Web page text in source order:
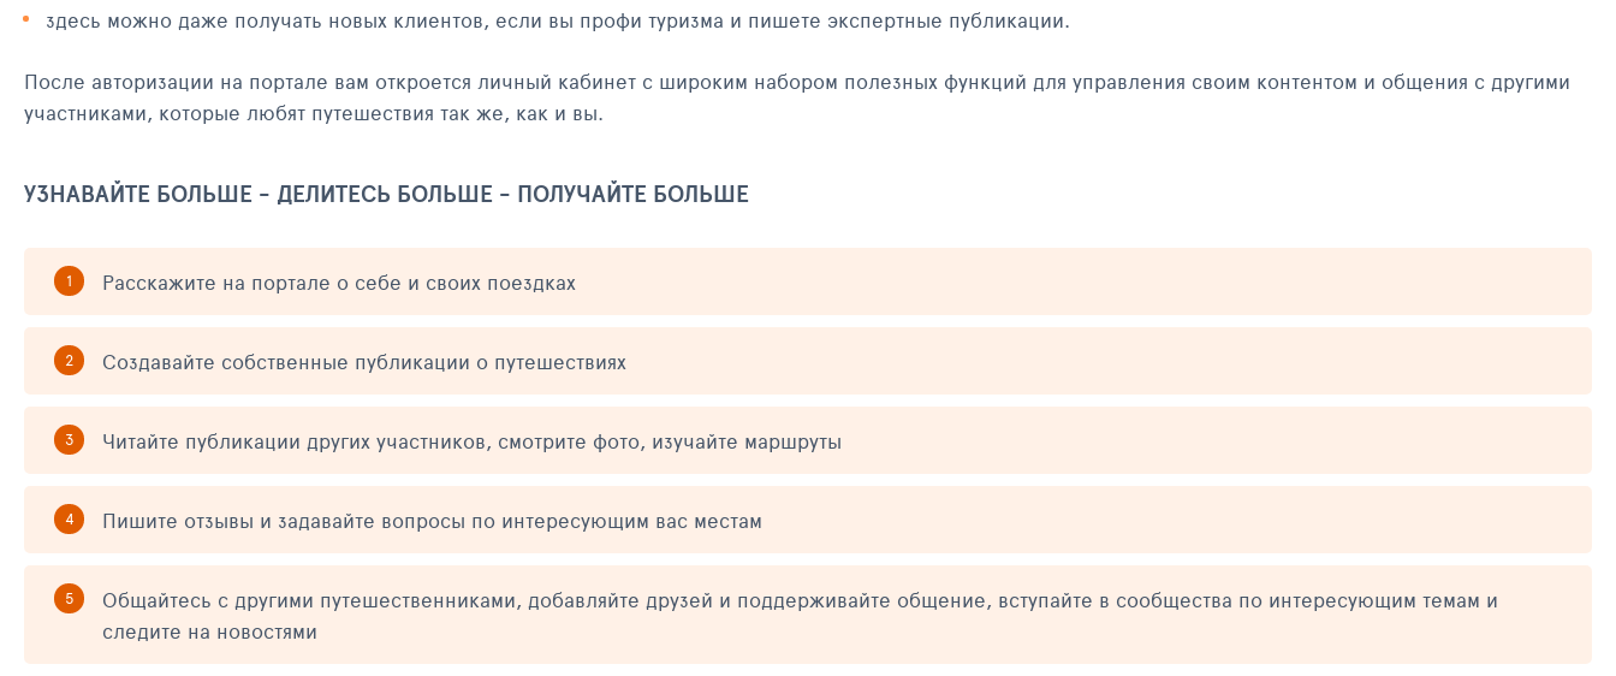
здесь можно даже получать новых клиентов, если вы профи туризма и пишете экспертные публикации.
После авторизации на портале вам откроется личный кабинет с широким набором полезных функций для управления своим контентом и общения с другими
участниками, которые любят путешествия так же, как и вы.
УЗНАВАЙТЕ БОЛЬШЕ - ДЕЛИТЕСЬ БОЛЬШЕ - ПОЛУЧАЙТЕ БОЛЬШЕ
Расскажите на портале о себе и своих поездках
Создавайте собственные публикации о путешествиях
Читайте публикации других участников, смотрите фото, изучайте маршруты
Пишите отзывы и задавайте вопросы по интересующим вас местам
Общайтесь с другими путешественниками, добавляйте друзей и поддерживайте общение, вступайте в сообщества по интересующим темам и
следите на новостями